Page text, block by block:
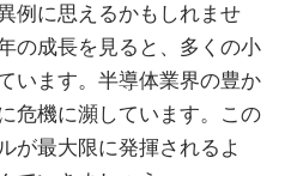
例に思えるかもしれませ
の成長を見ると、多くの小
います。半導体業界の豊か
危機に瀕しています。この
が最大限に発揮されるよ